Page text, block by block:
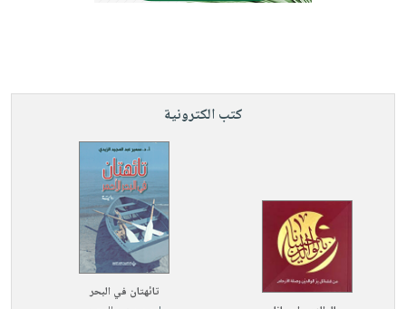
كتب الكترونية
تائهتان في البحر